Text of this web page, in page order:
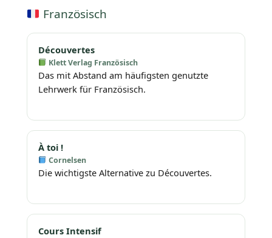
Französisch
Découvertes
Klett Verlag Französisch
Das mit Abstand am häufigsten genutzte
Lehrwerk für Französisch.
À toi !
Cornelsen
Die wichtigste Alternative zu Découvertes.
Cours Intensif